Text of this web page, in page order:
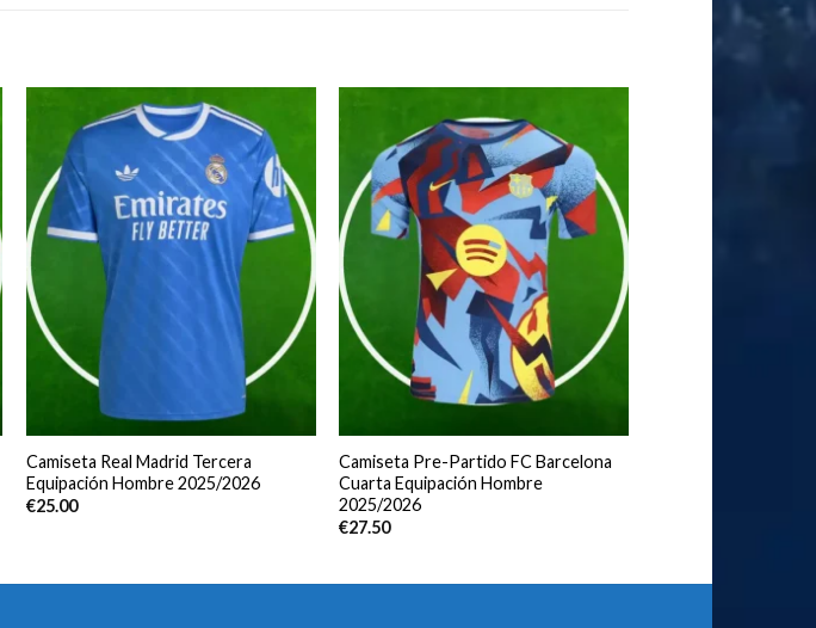
Camiseta Real Madrid Tercera
Equipación Hombre 2025/2026
€25.00
Camiseta Pre-Partido FC Barcelona
Cuarta Equipación Hombre
2025/2026
€27.50